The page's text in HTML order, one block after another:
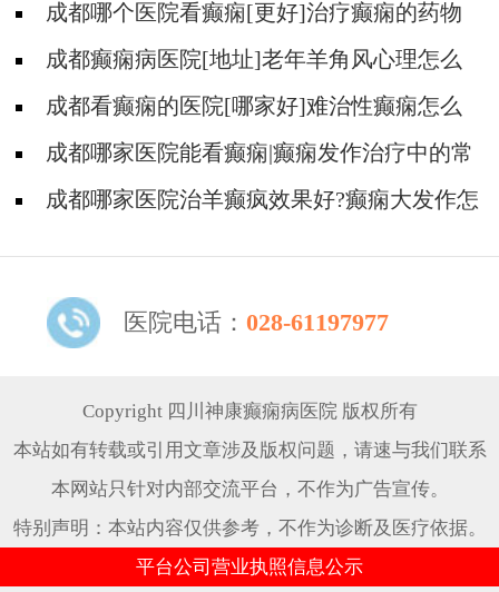
成都哪个医院看癫痫[更好]治疗癫痫的药物
不良反应是什么?
成都癫痫病医院[地址]老年羊角风心理怎么
调整?成都看癫痫的医院[哪家好]难治性癫痫怎么
治疗呢?
成都哪家医院能看癫痫|癫痫发作治疗中的常
见问题。
成都哪家医院治羊癫疯效果好?癫痫大发作怎
医院电话： 028-61197977
Copyright 四川神康癫痫病医院 版权所有
本站如有转载或引用文章涉及版权问题，请速与我们联系
本网站只针对内部交流平台，不作为广告宣传。
特别声明：本站内容仅供参考，不作为诊断及医疗依据。
平台公司营业执照信息公示